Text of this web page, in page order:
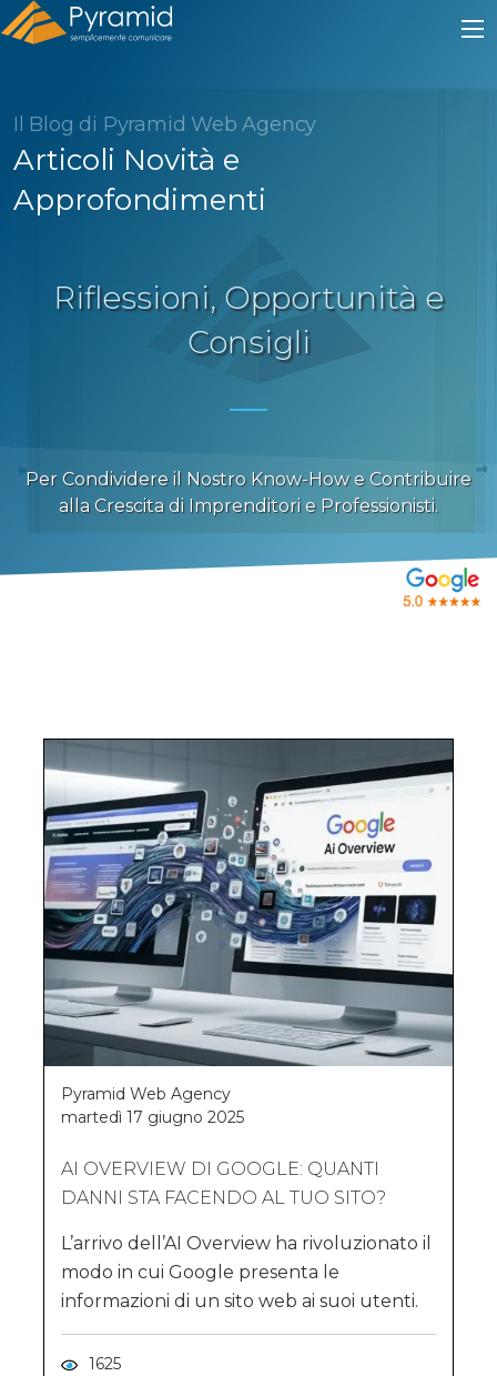
Il Blog di Pyramid Web Agency
Articoli Novità e
Approfondimenti
Riflessioni, Opportunità e
Consigli
Per Condividere il Nostro Know-How e Contribuire
alla Crescita di Imprenditori e Professionisti.
Pyramid Web Agency
martedì 17 giugno 2025
AI OVERVIEW DI GOOGLE: QUANTI
DANNI STA FACENDO AL TUO SITO?
L’arrivo dell’AI Overview ha rivoluzionato il
modo in cui Google presenta le
informazioni di un sito web ai suoi utenti.
1625